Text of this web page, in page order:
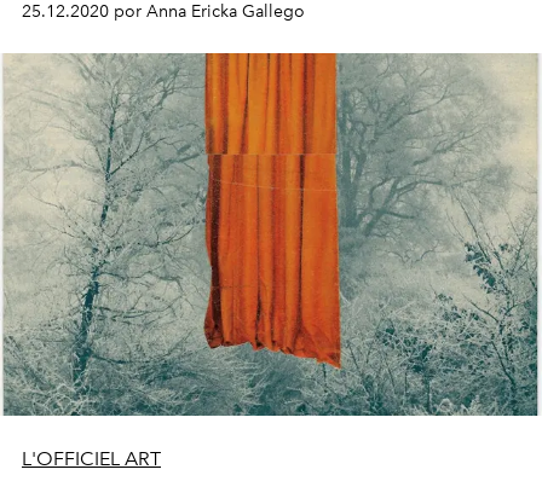
25.12.2020 por Anna Ericka Gallego
L'OFFICIEL ART